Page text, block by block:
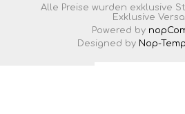
Alle Preise wurden exklusive
Exklusive
Powered by
Designed by Nop-